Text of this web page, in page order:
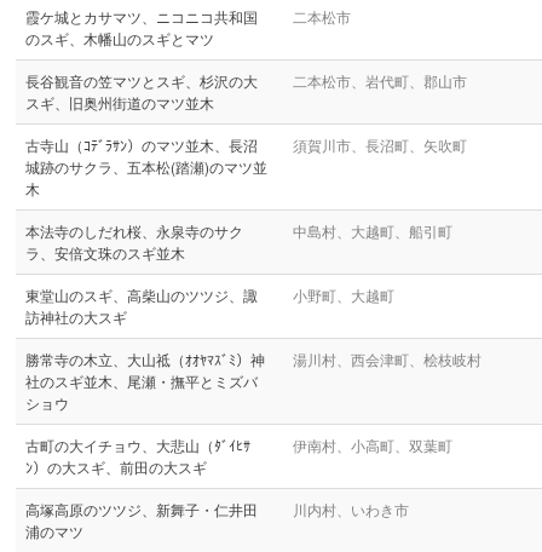
霞ケ城とカサマツ、ニコニコ共和国
のスギ、木幡山のスギとマツ
二本松市
長谷観音の笠マツとスギ、杉沢の大
スギ、旧奥州街道のマツ並木
二本松市、岩代町、郡山市
古寺山（ｺﾃﾞﾗｻﾝ）のマツ並木、長沼
城跡のサクラ、五本松(踏瀬)のマツ並
木
須賀川市、長沼町、矢吹町
本法寺のしだれ桜、永泉寺のサク
ラ、安倍文珠のスギ並木
中島村、大越町、船引町
東堂山のスギ、高柴山のツツジ、諏
訪神社の大スギ
小野町、大越町
勝常寺の木立、大山祗（ｵｵﾔﾏｽﾞﾐ）神
社のスギ並木、尾瀬・撫平とミズバ
ショウ
湯川村、西会津町、桧枝岐村
古町の大イチョウ、大悲山（ﾀﾞｲﾋｻ
ﾝ）の大スギ、前田の大スギ
伊南村、小高町、双葉町
高塚高原のツツジ、新舞子・仁井田
浦のマツ
川内村、いわき市